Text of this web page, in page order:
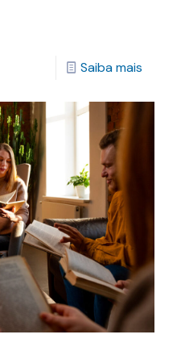
Saiba mais